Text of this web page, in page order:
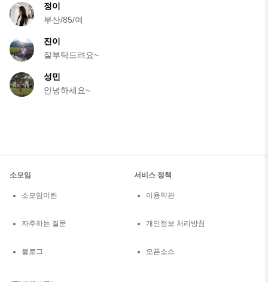
정이
부산/85/여
진이
잘부탁드려요~
성민
안녕하세요~
소모임
소모임이란
자주하는 질문
블로그
서비스 정책
이용약관
개인정보 처리방침
오픈소스